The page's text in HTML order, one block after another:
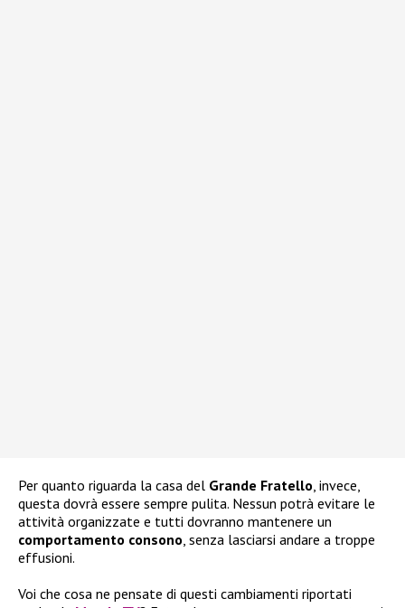
Per quanto riguarda la casa del Grande Fratello, invece,
questa dovrà essere sempre pulita. Nessun potrà evitare le
attività organizzate e tutti dovranno mantenere un
comportamento consono, senza lasciarsi andare a troppe
effusioni.
Voi che cosa ne pensate di questi cambiamenti riportati